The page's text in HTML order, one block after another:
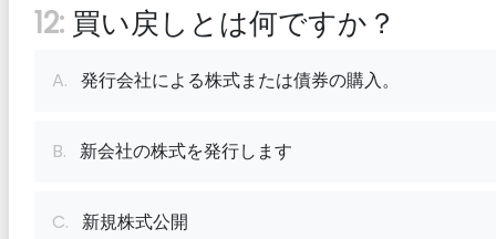
12: 買い戻しとは何ですか？
A. 発行会社による株式または債券の購入。
B. 新会社の株式を発行します
C. 新規株式公開